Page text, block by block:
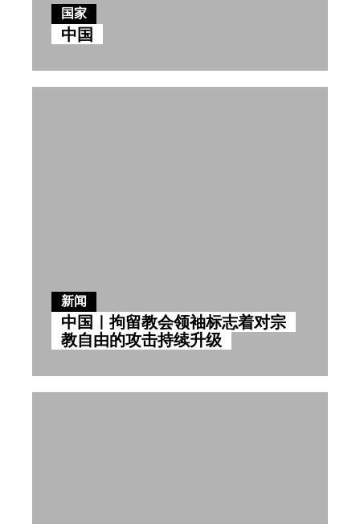
国家
中国
新闻
中国｜拘留教会领袖标志着对宗
教自由的攻击持续升级